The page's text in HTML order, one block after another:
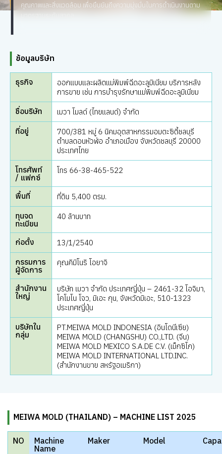
คุณภาพและสิ่งแวดล้อม เพื่อยืนยันถึงความมุ่งมั่นในการดำเนินงานตาม
มาตรฐานระดับสากล
ข้อมูลบริษัท
ธุรกิจ
ออกแบบและผลิตแม่พิมพ์ฉีดอะลูมิเนียม บริการหลัง
การขาย เช่น การบำรุงรักษาแม่พิมพ์ฉีดอะลูมิเนียม
ชื่อบริษัท
เมวา โมลด์ (ไทยแลนด์) จำกัด
ที่อยู่
700/381 หมู่ 6 นิคมอุตสาหกรรมอมตะซิตี้ชลบุรี
ตำบลดอนหัวฬ่อ อำเภอเมือง จังหวัดชลบุรี 20000
ประเทศไทย
โทรศัพท์
/ แฟกซ์
โทร 66-38-465-522
พื้นที่
ที่ดิน 5,400 ตรม.
ทุนจด
ทะเบียน
40 ล้านบาท
ก่อตั้ง
13/1/2540
กรรมการ
ผู้จัดการ
คุณคิมิโนริ โอยาจิ
สำนักงาน
ใหญ่
บริษัท เมวา จำกัด ประเทศญี่ปุ่น – 2461-32 โอจิมา,
โคโมโน โจว, มิเอะ กุน, จังหวัดมิเอะ, 510-1323
ประเทศญี่ปุ่น
บริษัทใน
กลุ่ม
PT.MEIWA MOLD INDONESIA (อินโดนีเซีย)
MEIWA MOLD (CHANGSHU) CO.,LTD. (จีน)
MEIWA MOLD MEXICO S.A.DE C.V. (เม็กซิโก)
MEIWA MOLD INTERNATIONAL LTD.INC.
(สำนักงานขาย สหรัฐอเมริกา)
MEIWA MOLD (THAILAND) – MACHINE LIST 2025
NO
Machine
Name
Maker Model